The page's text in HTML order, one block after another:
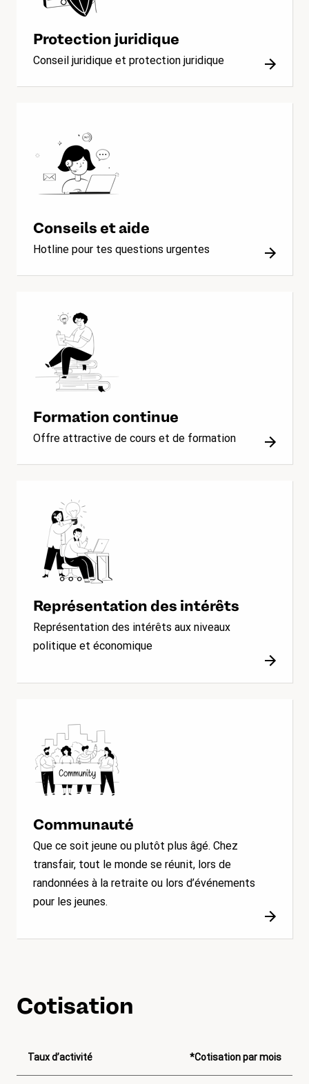
Protection juridique
Conseil juridique et protection juridique
Conseils et aide
Hotline pour tes questions urgentes
Formation continue
Offre attractive de cours et de formation
Représentation des intérêts
Représentation des intérêts aux niveaux
politique et économique
Communauté
Que ce soit jeune ou plutôt plus âgé. Chez
transfair, tout le monde se réunit, lors de
randonnées à la retraite ou lors d’événements
pour les jeunes.
Cotisation
Taux d’activité *Cotisation par mois